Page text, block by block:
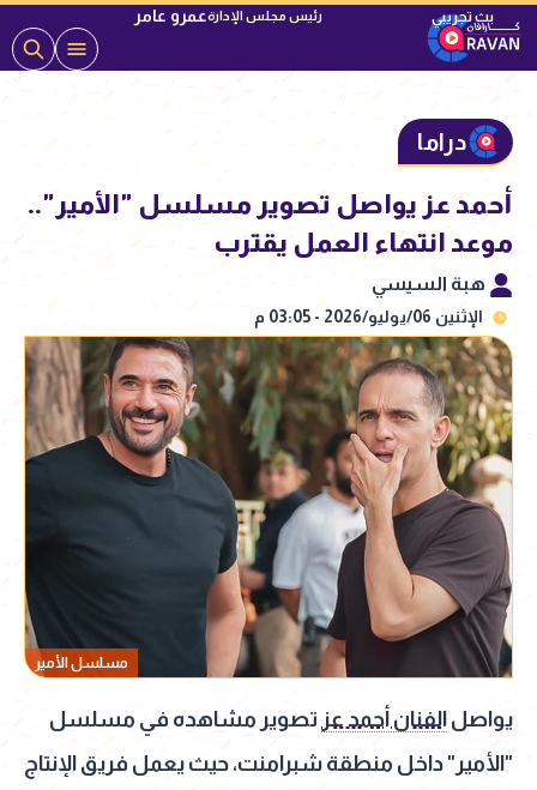
رئيس مجلس الإدارةعمرو عامر
دراما
أحمد عز يواصل تصوير مسلسل "الأمير"..
موعد انتهاء العمل يقترب
هبة السيسي
الإثنين 06/يوليو/2026 - 03:05 م
مسلسل الأمير
يواصل الفنان أحمد عز تصوير مشاهده في مسلسل
"الأمير" داخل منطقة شبرامنت، حيث يعمل فريق الإنتاج